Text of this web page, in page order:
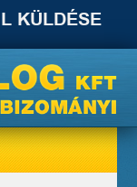
KÜLDÉSE